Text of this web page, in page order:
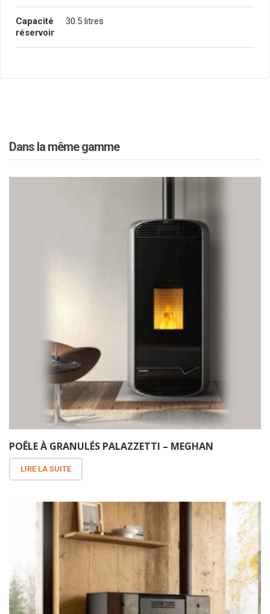
Capacité
réservoir
30.5 litres
Dans la même gamme
POÊLE À GRANULÉS PALAZZETTI – MEGHAN
LIRE LA SUITE